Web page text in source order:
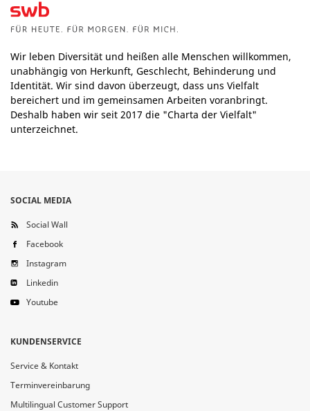
Wir leben Diversität und heißen alle Menschen willkommen,
unabhängig von Herkunft, Geschlecht, Behinderung und
Identität. Wir sind davon überzeugt, dass uns Vielfalt
bereichert und im gemeinsamen Arbeiten voranbringt.
Deshalb haben wir seit 2017 die "Charta der Vielfalt"
unterzeichnet.
SOCIAL MEDIA
Social Wall
Facebook
Instagram
Linkedin
Youtube
KUNDENSERVICE
Service & Kontakt
Terminvereinbarung
Multilingual Customer Support